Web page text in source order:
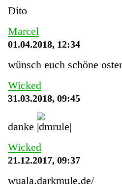
Dito
Marcel
01.04.2018, 12:34
wünsch euch schöne
Wicked
31.03.2018, 09:45
danke
Wicked
21.12.2017, 09:37
wuala.darkmule.de/